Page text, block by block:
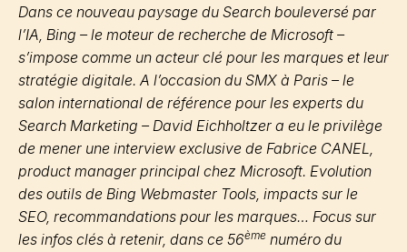
Dans ce nouveau paysage du Search bouleversé par
l’IA, Bing – le moteur de recherche de Microsoft –
s’impose comme un acteur clé pour les marques et leur
stratégie digitale. A l’occasion du SMX à Paris – le
salon international de référence pour les experts du
Search Marketing – David Eichholtzer a eu le privilège
de mener une interview exclusive de Fabrice CANEL,
product manager principal chez Microsoft. Evolution
des outils de Bing Webmaster Tools, impacts sur le
SEO, recommandations pour les marques… Focus sur
les infos clés à retenir, dans ce 56ème numéro du